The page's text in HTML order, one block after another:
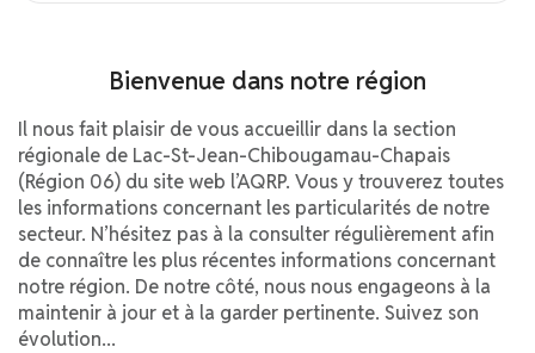
Bienvenue dans notre région
Il nous fait plaisir de vous accueillir dans la section
régionale de Lac-St-Jean-Chibougamau-Chapais
(Région 06) du site web l’AQRP. Vous y trouverez toutes
les informations concernant les particularités de notre
secteur. N’hésitez pas à la consulter régulièrement afin
de connaître les plus récentes informations concernant
notre région. De notre côté, nous nous engageons à la
maintenir à jour et à la garder pertinente. Suivez son
évolution...